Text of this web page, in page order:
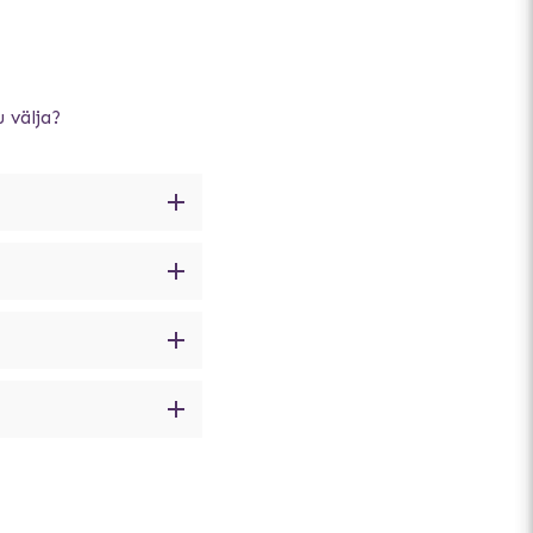
välja?
immar inte igen.
i militärtjänst. Även